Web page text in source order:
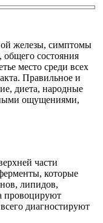
железы, симптомы
общего состояния
место среди всех
Правильное и
диета, народные
ощущениями,
части
которые
липидов,
провоцируют
диагностируют